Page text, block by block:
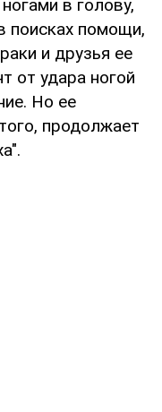
в голову,
поисках помощи,
и друзья ее
от удара ногой
Но ее
продолжает